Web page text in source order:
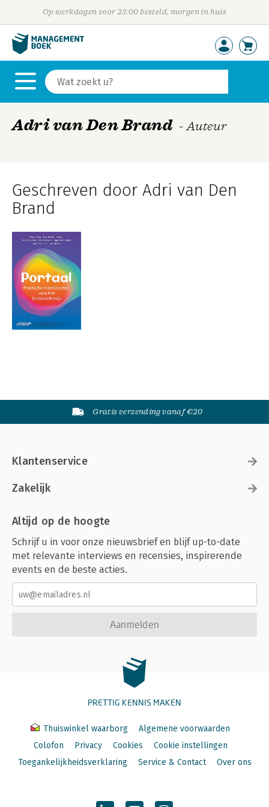
Op werkdagen voor 23:00 besteld, morgen in huis
Adri van Den Brand - Auteur
Geschreven door Adri van Den
Brand
Gratis verzending vanaf €20
Klantenservice
Zakelijk
Altijd op de hoogte
Schrijf u in voor onze nieuwsbrief en blijf up-to-date
met relevante interviews en recensies, inspirerende
events en de beste acties.
Aanmelden
PRETTIG KENNIS MAKEN
Thuiswinkel waarborg
Algemene voorwaarden
Colofon
Privacy Cookies
Cookie instellingen
Toegankelijkheidsverklaring
Service & Contact Over ons